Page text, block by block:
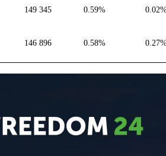
149 345 0.59%
146 896 0.58%